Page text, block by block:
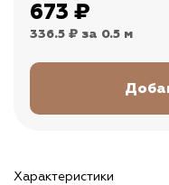
673 ₽
336.5 ₽ за 0.5 м
Характеристики